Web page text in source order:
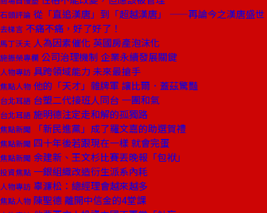
石頭評論 從「直追漢唐」到「超越漢唐」 ——再論今之漢唐盛世
去梯言 不痛不痛，好了好了！
馬丁沃夫 人為因素催化 英國房產泡沫化
施振榮專欄 公司治理機制 企業永續發展關鍵
人物專訪 具跨領域能力 未來最搶手
焦點人物 他的「天才」雜牌軍 讓比爾．蓋茲驚豔
台北耳語 台塑二代接班人同台 一團和氣
台北耳語 施明德注定走和解的孤獨路
焦點新聞 「新民進黨」成了羅文嘉的助選賀禮
焦點新聞 四十年後若跟現在一樣 就會完蛋
焦點新聞 余建新、王文杉比賽丟晚報「包袱」
投資焦點 一銀組織改造衍生派系內耗
人物專訪 辜濂松：總經理會越來越多
焦點人物 陳聖德 離開中信金的4堂課